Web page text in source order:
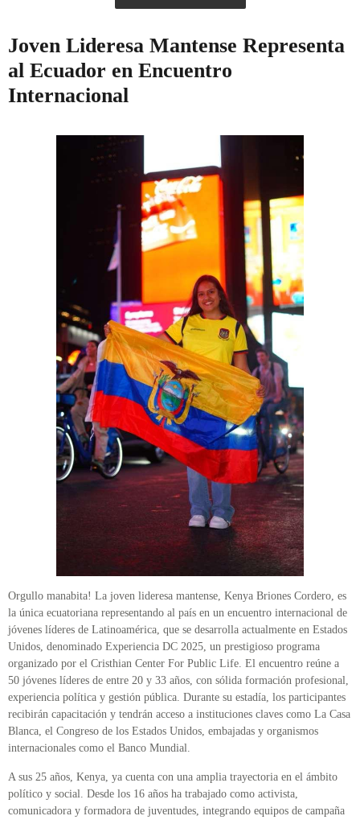
Joven Lideresa Mantense Representa
al Ecuador en Encuentro
Internacional
Orgullo manabita! La joven lideresa mantense, Kenya Briones Cordero, es
la única ecuatoriana representando al país en un encuentro internacional de
jóvenes líderes de Latinoamérica, que se desarrolla actualmente en Estados
Unidos, denominado Experiencia DC 2025, un prestigioso programa
organizado por el Cristhian Center For Public Life. El encuentro reúne a
50 jóvenes líderes de entre 20 y 33 años, con sólida formación profesional,
experiencia política y gestión pública. Durante su estadía, los participantes
recibirán capacitación y tendrán acceso a instituciones claves como La Casa
Blanca, el Congreso de los Estados Unidos, embajadas y organismos
internacionales como el Banco Mundial.
A sus 25 años, Kenya, ya cuenta con una amplia trayectoria en el ámbito
político y social. Desde los 16 años ha trabajado como activista,
comunicadora y formadora de juventudes, integrando equipos de campaña